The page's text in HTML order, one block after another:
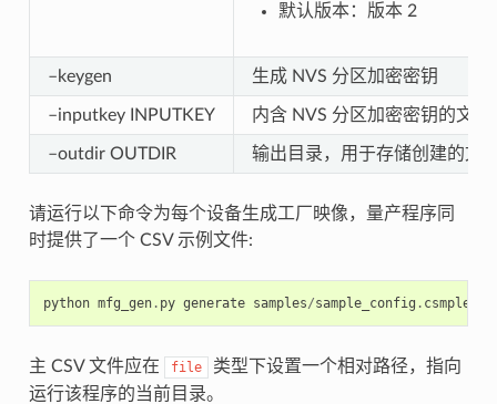
默认版本：版本 2
–keygen 生成 NVS 分区加密密钥
–inputkey INPUTKEY 内含 NVS 分区加密密钥的文件
–outdir OUTDIR 输出目录，用于存储创建的文
请运行以下命令为每个设备生成工厂映像，量产程序同
时提供了一个 CSV 示例文件:
python mfg_gen. py generate samples/sample_config . csmples
主 CSV 文件应在 file
类型下设置一个相对路径，指向
运行该程序的当前目录。